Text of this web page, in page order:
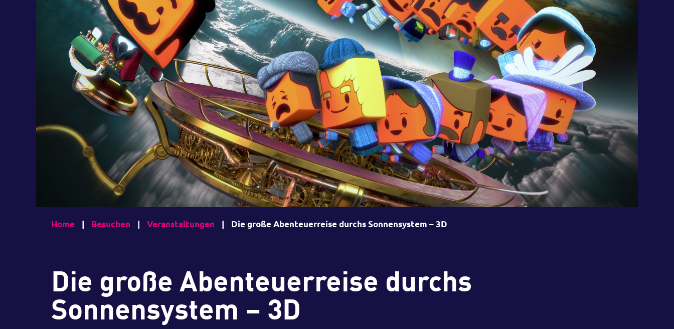
Home | Besuchen | Veranstaltungen | Die große Abenteuerreise durchs Sonnensystem – 3D
Die große Abenteuerreise durchs
Sonnensystem – 3D